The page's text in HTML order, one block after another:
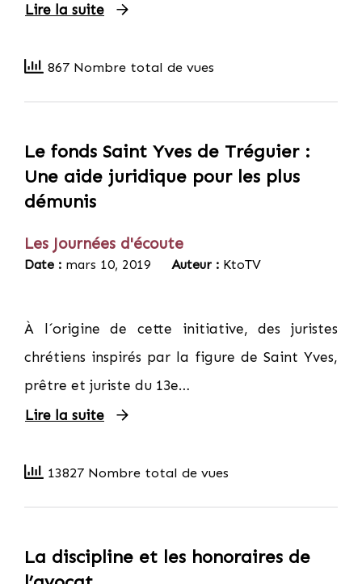
Lire la suite
867 Nombre total de vues
Le fonds Saint Yves de Tréguier :
Une aide juridique pour les plus
démunis
Les Journées d'écoute
Date : mars 10, 2019 Auteur : KtoTV
À l´origine de cette initiative, des juristes
chrétiens inspirés par la figure de Saint Yves,
prêtre et juriste du 13e…
Lire la suite
13827 Nombre total de vues
La discipline et les honoraires de